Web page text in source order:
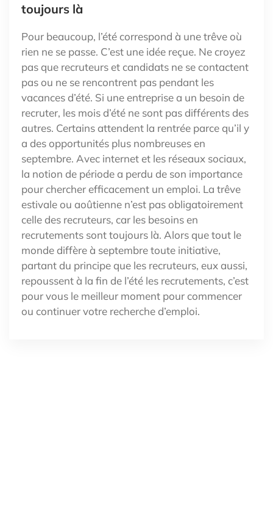
toujours là
Pour beaucoup, l’été correspond à une trêve où
rien ne se passe. C’est une idée reçue. Ne croyez
pas que recruteurs et candidats ne se contactent
pas ou ne se rencontrent pas pendant les
vacances d’été. Si une entreprise a un besoin de
recruter, les mois d’été ne sont pas différents des
autres. Certains attendent la rentrée parce qu’il y
a des opportunités plus nombreuses en
septembre. Avec internet et les réseaux sociaux,
la notion de période a perdu de son importance
pour chercher efficacement un emploi. La trêve
estivale ou aoûtienne n’est pas obligatoirement
celle des recruteurs, car les besoins en
recrutements sont toujours là. Alors que tout le
monde diffère à septembre toute initiative,
partant du principe que les recruteurs, eux aussi,
repoussent à la fin de l’été les recrutements, c’est
pour vous le meilleur moment pour commencer
ou continuer votre recherche d’emploi.